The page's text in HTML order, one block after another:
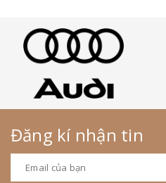
Đăng kí nhận tin